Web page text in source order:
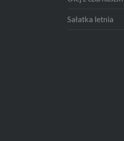
Sałatka letnia